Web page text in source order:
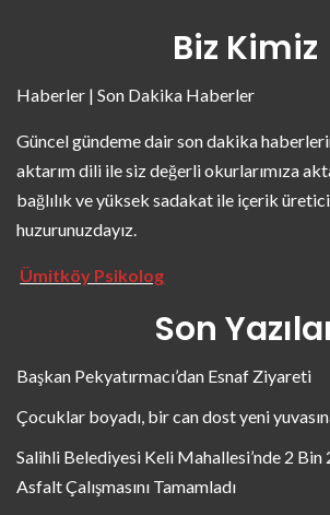
Biz Kimiz
Haberler | Son Dakika Haberler
Güncel gündeme dair son dakika
aktarım dili ile siz değerli okurlarımıza
bağlılık ve yüksek sadakat ile içerik
huzurunuzdayız.
Ümitköy Psikolog
Son
Başkan Pekyatırmacı’dan Esnaf Ziyareti
Çocuklar boyadı, bir can dost yeni
Salihli Belediyesi Keli Mahallesi’nde 2 Bin
Asfalt Çalışmasını Tamamladı